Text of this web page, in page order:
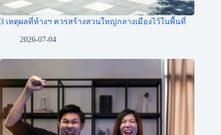
3 เหตุผลที่ห้างฯ ควรสร้างสวนใหญ่กลางเมืองไว้ในพื้นที่
2026-07-04